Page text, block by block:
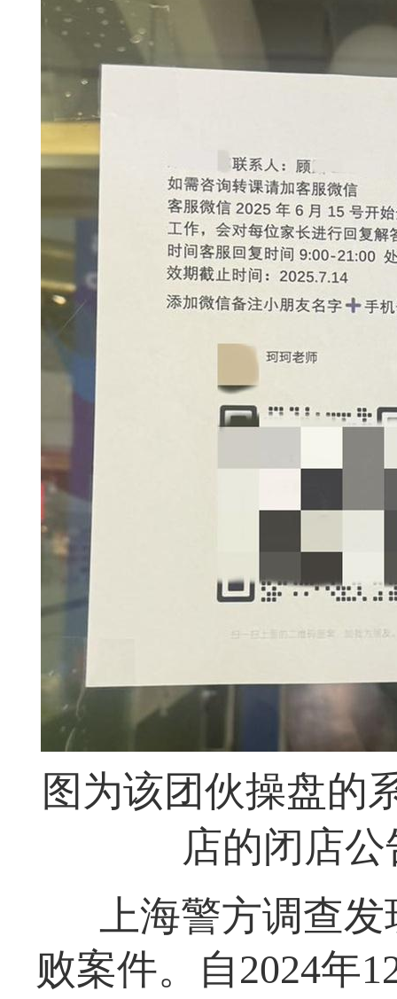
图为该团伙操盘的
店的闭店
上海警方调查
败案件。自2024年